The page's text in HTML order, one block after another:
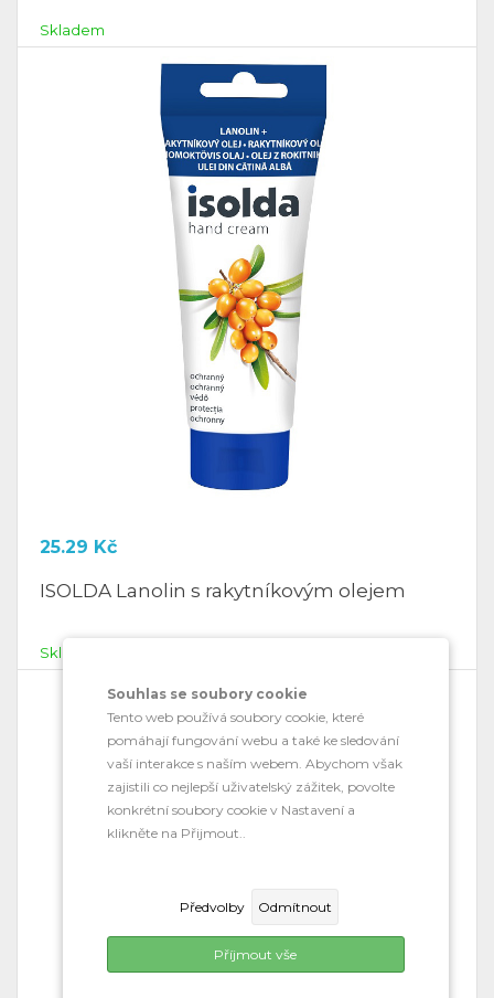
Souhlas se soubory cookie
Tento web používá soubory cookie, které
pomáhají fungování webu a také ke sledování
vaší interakce s naším webem. Abychom však
zajistili co nejlepší uživatelský zážitek, povolte
konkrétní soubory cookie v Nastavení a
klikněte na Přijmout..
Předvolby Odmítnout
Příjmout vše
Skladem
Skladem
25.29 Kč
ISOLDA Lanolin s rakytníkovým olejem